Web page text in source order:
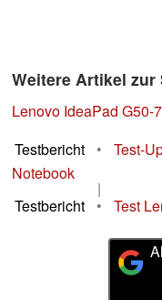
Weitere Artikel zur
Lenovo IdeaPad G50-
Testbericht
•
Test-
Notebook
|
Testbericht
• Test